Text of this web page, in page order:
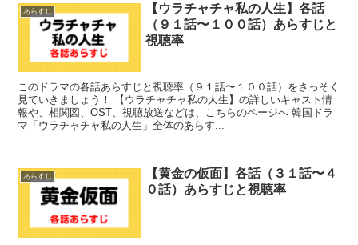
あらすじ
【ウラチャチャ私の人生】各話
（９１話〜１００話）あらすじと
視聴率
このドラマの各話あらすじと視聴率（９１話〜１００話）をさっそく
見ていきましょう！ 【ウラチャチャ私の人生】の詳しいキャスト情
報や、相関図、OST、視聴放送などは、こちらのページへ 韓国ドラ
マ「ウラチャチャ私の人生」全体のあらす...
あらすじ
【黄金の仮面】各話（３１話〜４
０話）あらすじと視聴率